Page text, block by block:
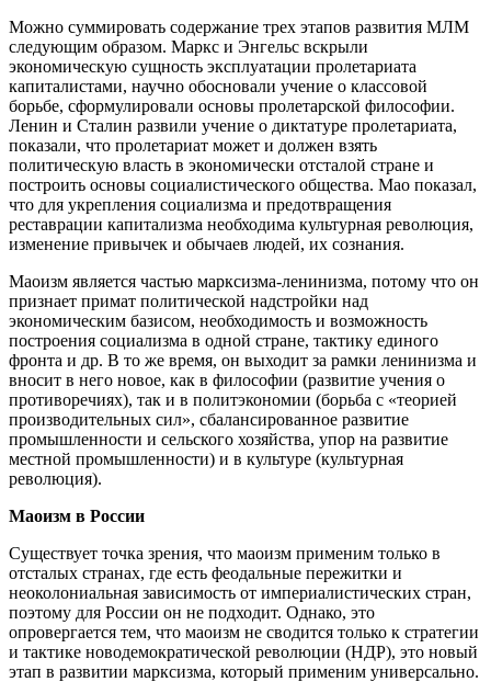
Можно суммировать содержание трех этапов развития МЛМ
следующим образом. Маркс и Энгельс вскрыли
экономическую сущность эксплуатации пролетариата
капиталистами, научно обосновали учение о классовой
борьбе, сформулировали основы пролетарской философии.
Ленин и Сталин развили учение о диктатуре пролетариата,
показали, что пролетариат может и должен взять
политическую власть в экономически отсталой стране и
построить основы социалистического общества. Мао показал,
что для укрепления социализма и предотвращения
реставрации капитализма необходима культурная революция,
изменение привычек и обычаев людей, их сознания.
Маоизм является частью марксизма-ленинизма, потому что он
признает примат политической надстройки над
экономическим базисом, необходимость и возможность
построения социализма в одной стране, тактику единого
фронта и др. В то же время, он выходит за рамки ленинизма и
вносит в него новое, как в философии (развитие учения о
противоречиях), так и в политэкономии (борьба с «теорией
производительных сил», сбалансированное развитие
промышленности и сельского хозяйства, упор на развитие
местной промышленности) и в культуре (культурная
революция).
Маоизм в России
Существует точка зрения, что маоизм применим только в
отсталых странах, где есть феодальные пережитки и
неоколониальная зависимость от империалистических стран,
поэтому для России он не подходит. Однако, это
опровергается тем, что маоизм не сводится только к стратегии
и тактике новодемократической революции (НДР), это новый
этап в развитии марксизма, который применим универсально.